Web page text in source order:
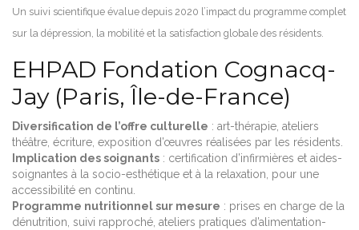
Un suivi scientifique évalue depuis 2020 l’impact du programme complet
sur la dépression, la mobilité et la satisfaction globale des résidents.
EHPAD Fondation Cognacq-
Jay (Paris, Île-de-France)
Diversification de l’offre culturelle : art-thérapie, ateliers
théâtre, écriture, exposition d’œuvres réalisées par les résidents.
Implication des soignants : certification d’infirmières et aides-
soignantes à la socio-esthétique et à la relaxation, pour une
accessibilité en continu.
Programme nutritionnel sur mesure : prises en charge de la
dénutrition, suivi rapproché, ateliers pratiques d’alimentation-